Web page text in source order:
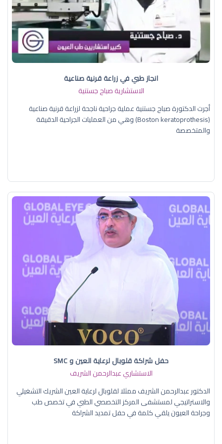
انجاز طبي في زراعة قرنية صناعية
الاستشارية صباح جستنية
أجرت الدكتورة صباح جستنية عملية جراحية ناجحة لزراعة قرنية صناعية
(Boston keratoprothesis) وهي من العمليات الجراحية الدقيقة
والمتخصصة
حفل شراكة قلوبال لرعاية العين و SMC
الاستشاري عبدالرحمن الشريف
الدكتور عبدالرحمن الشريف ممثلا لقلوبال لرعاية العين الشريك التشغيلي
والاستراتيجي لمستشفى المركز التخصصي الطبي في تخصص طب
وجراحة العيون يلقي كلمة في حفل تمديد الشراكة